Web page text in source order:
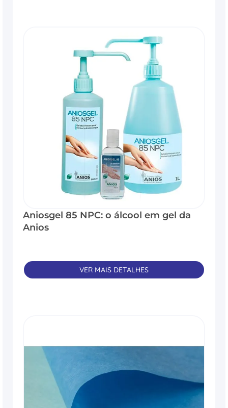
Aniosgel 85 NPC: o álcool em gel da
Anios
VER MAIS DETALHES